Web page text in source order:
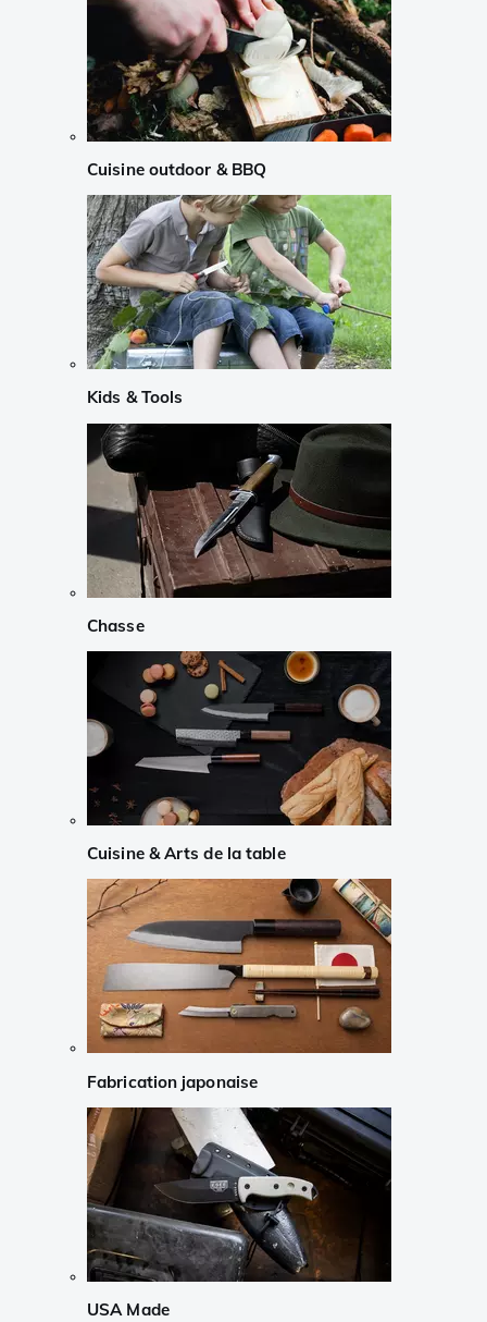
Cuisine outdoor & BBQ
Kids & Tools
Chasse
Cuisine & Arts de la table
Fabrication japonaise
USA Made